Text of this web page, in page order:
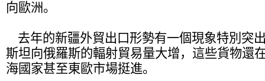
向歐洲。
去年的新疆外貿出口形勢有一個現象特別突
斯坦向俄羅斯的輻射貿易量大增，這些貨物還
海國家甚至東歐市場挺進。